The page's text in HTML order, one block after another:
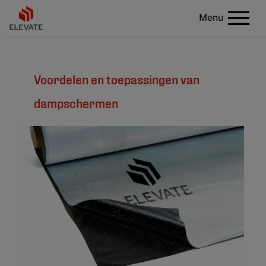
Menu
Voordelen en toepassingen van
dampschermen